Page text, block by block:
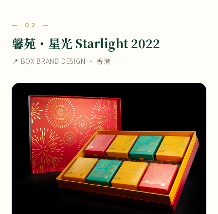
— 02 —
馨苑・星光 Starlight 2022
📍 BOX BRAND DESIGN ・ 香港